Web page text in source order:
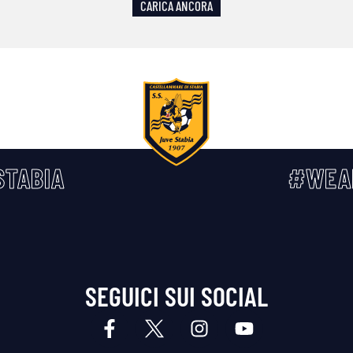
CARICA ANCORA
SEGUICI SUI SOCIAL